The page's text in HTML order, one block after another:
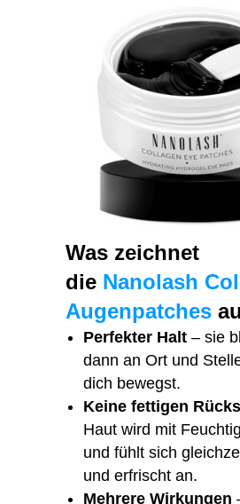
Was zeichnet
die Nanolash
Augenpatches
Perfekter Halt – sie
dann an Ort und
dich bewegst.
Keine fettigen
Haut wird mit
und fühlt sich
und erfrischt an.
Mehrere Wirkungen